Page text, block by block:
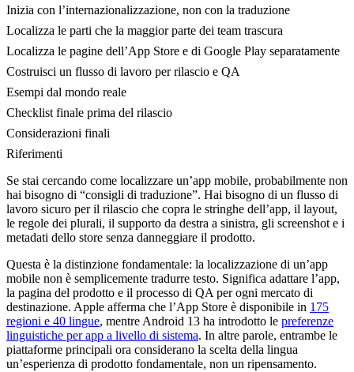
Inizia con l’internazionalizzazione, non con la traduzione
Localizza le parti che la maggior parte dei team trascura
Localizza le pagine dell’App Store e di Google Play separatamente
Costruisci un flusso di lavoro per rilascio e QA
Esempi dal mondo reale
Checklist finale prima del rilascio
Considerazioni finali
Riferimenti
Se stai cercando come localizzare un’app mobile, probabilmente non
hai bisogno di “consigli di traduzione”. Hai bisogno di un flusso di
lavoro sicuro per il rilascio che copra le stringhe dell’app, il layout,
le regole dei plurali, il supporto da destra a sinistra, gli screenshot e i
metadati dello store senza danneggiare il prodotto.
Questa è la distinzione fondamentale: la localizzazione di un’app
mobile non è semplicemente tradurre testo. Significa adattare l’app,
la pagina del prodotto e il processo di QA per ogni mercato di
destinazione. Apple afferma che l’App Store è disponibile in 175
regioni e 40 lingue, mentre Android 13 ha introdotto le preferenze
linguistiche per app a livello di sistema. In altre parole, entrambe le
piattaforme principali ora considerano la scelta della lingua
un’esperienza di prodotto fondamentale, non un ripensamento.